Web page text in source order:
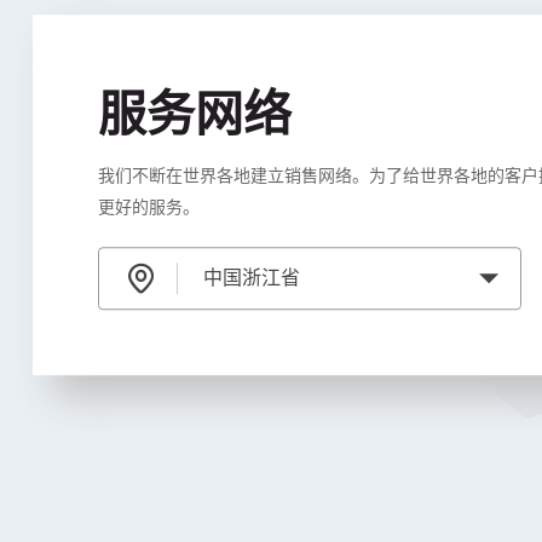
服务网络
我们不断在世界各地建立销售网络。为了给世界各地的客户
更好的服务。
中国浙江省